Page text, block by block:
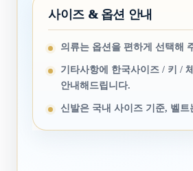
사이즈 & 옵션 안내
의류는 옵션을 편하게 선택해
기타사항에 한국사이즈 / 키 /
안내해드립니다.
신발은 국내 사이즈 기준, 벨